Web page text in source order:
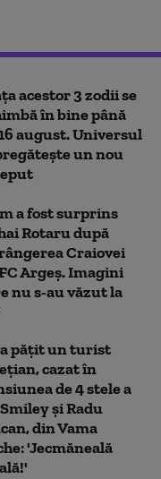
acestor 3 zodii se
în bine până
august. Universul
un nou
a fost surprins
Rotaru după
Craiovei
Argeș. Imagini
nu s-au văzut la
a pățit un turist
cazat în
de 4 stele a
și Radu
din Vama
'Jecmăneală